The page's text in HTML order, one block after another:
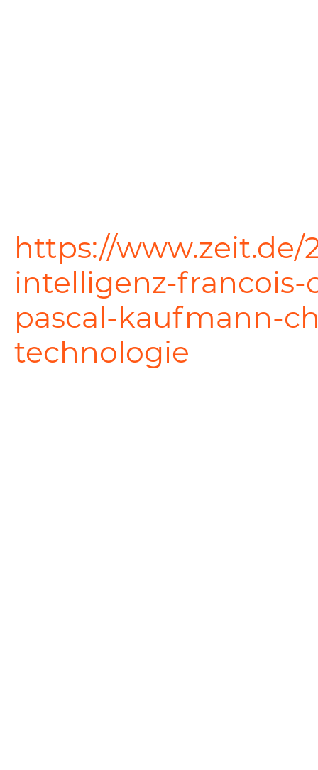
https://www.zeit.de/
intelligenz-francois-
pascal-kaufmann-
technologie